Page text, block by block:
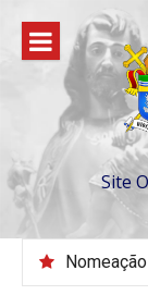
para
conteúdo
Site